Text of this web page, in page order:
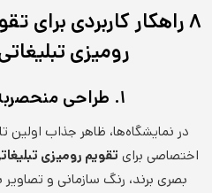
۸ راهکار کاربردی برای
رومیزی
۱. طراحی منحصربه‌فرد و خلاقانه
در نمایشگاه‌ها، ظاهر جذاب اولین
اختصاصی برای تقویم رومیزی
بصری برند، رنگ سازمانی و تصاویر